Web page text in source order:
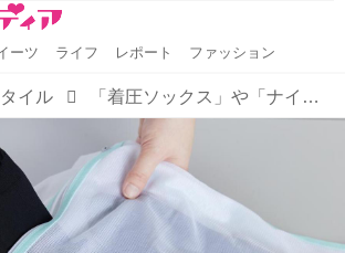
ーツ ライフ レポート ファッション
イル 「着圧ソックス」や「ナイトブラ」のお洗濯でのお困りごとを解消テクを紹介！